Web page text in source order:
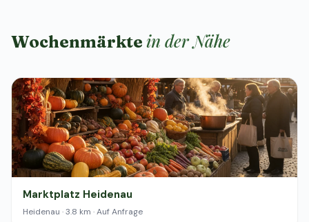
Wochenmärkte in der Nähe
Marktplatz Heidenau
Heidenau · 3.8 km · Auf Anfrage